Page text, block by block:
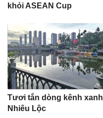
khỏi ASEAN Cup
Tươi tắn dòng kênh xanh
Nhiêu Lộc